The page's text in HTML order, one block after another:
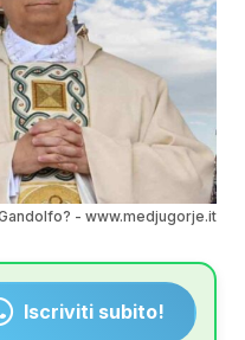
- www.medjugorje.it
Iscriviti subito!